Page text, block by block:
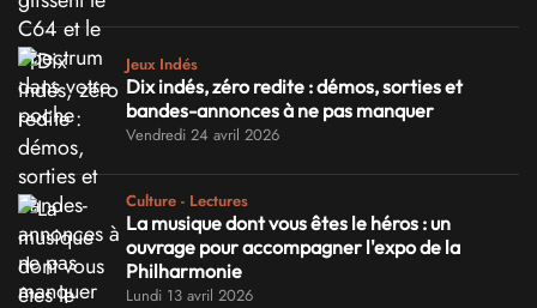
Jeux Indés
Dix indés, zéro redite : démos, sorties et
bandes-annonces à ne pas manquer
Vendredi 24 avril 2026
Culture - Lectures
La musique dont vous êtes le héros : un
ouvrage pour accompagner l'expo de la
Philharmonie
Lundi 13 avril 2026